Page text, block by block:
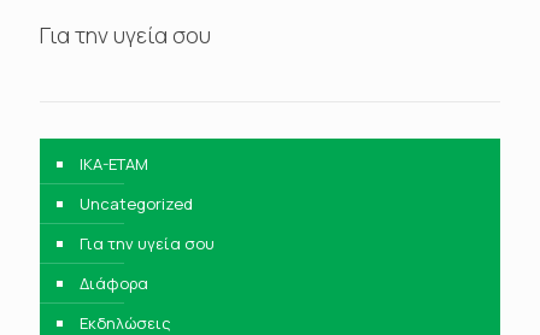
Για την υγεία σου
IKA-ETAM
Uncategorized
Για την υγεία σου
Διάφορα
Εκδηλώσεις